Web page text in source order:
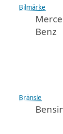
Bilmärke
Benz
Bränsle